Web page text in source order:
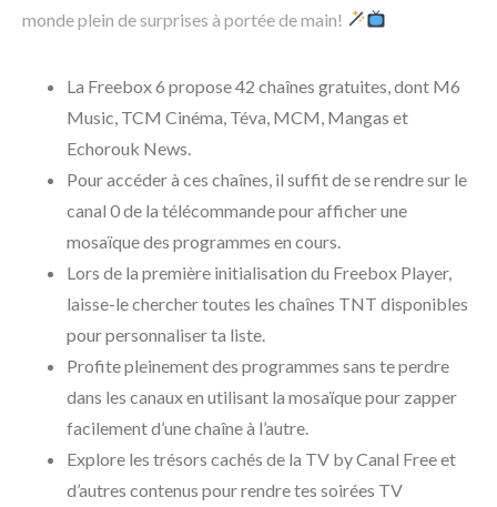
monde plein de surprises à portée de main!
La Freebox 6 propose 42 chaînes gratuites, dont M6
Music, TCM Cinéma, Téva, MCM, Mangas et
Echorouk News.
Pour accéder à ces chaînes, il suffit de se rendre sur le
canal 0 de la télécommande pour afficher une
mosaïque des programmes en cours.
Lors de la première initialisation du Freebox Player,
laisse-le chercher toutes les chaînes TNT disponibles
pour personnaliser ta liste.
Profite pleinement des programmes sans te perdre
dans les canaux en utilisant la mosaïque pour zapper
facilement d’une chaîne à l’autre.
Explore les trésors cachés de la TV by Canal Free et
d’autres contenus pour rendre tes soirées TV